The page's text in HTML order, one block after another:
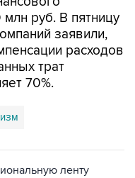
руб. В пятницу
заявили,
расходов
трат
70%.
ленту